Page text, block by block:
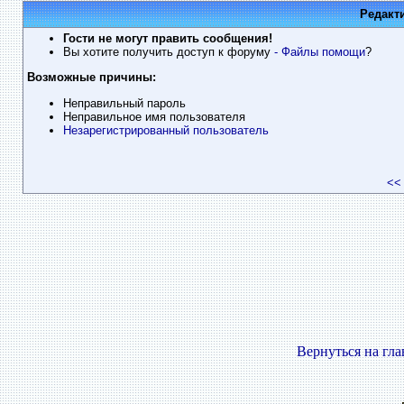
Гости не могут править сообщения!
Вы хотите получить доступ к форуму - Файлы помощи?
Возможные причины:
Неправильный пароль
Неправильное имя пользователя
Незарегистрированный пользователь
<<
Вернуться на